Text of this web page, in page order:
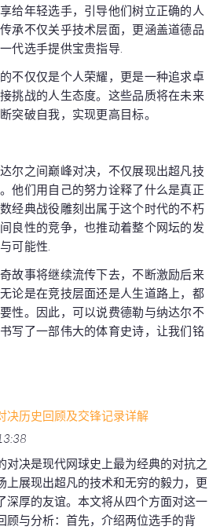
给年轻选手，引导他们树立正确的人
承不仅关乎技术层面，更涵盖道德品
代选手提供宝贵指导.
不仅仅是个人荣耀，更是一种追求卓
挑战的人生态度。这些品质将在未来
突破自我，实现更高目标。
尔之间巅峰对决，不仅展现出超凡技
他们用自己的努力诠释了什么是真正
经典战役雕刻出属于这个时代的不朽
良性的竞争，也推动着整个网坛的发
可能性.
故事将继续流传下去，不断激励后来
论是在竞技层面还是人生道路上，都
性。因此，可以说费德勒与纳达尔不
写了一部伟大的体育史诗，让我们铭
决历史回顾及交锋记录详解
对决是现代网球史上最为经典的对抗之
上展现出超凡的技术和无穷的毅力，更
深厚的友谊。本文将从四个方面对这一
顾与分析：首先，介绍两位选手的背